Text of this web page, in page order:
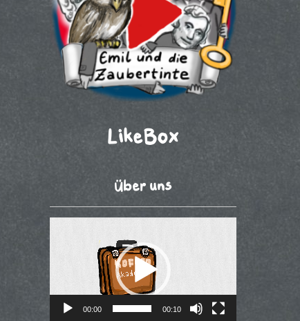
LikeBox
Über uns
00:00 00:10